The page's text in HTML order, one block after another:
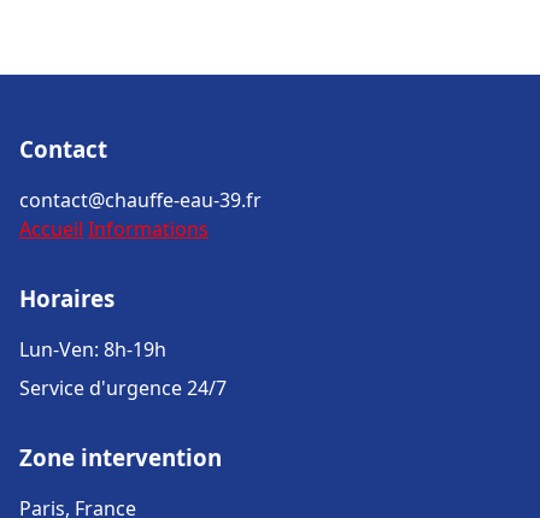
Contact
contact@chauffe-eau-39.fr
Accueil Informations
Horaires
Lun-Ven: 8h-19h
Service d'urgence 24/7
Zone intervention
Paris, France